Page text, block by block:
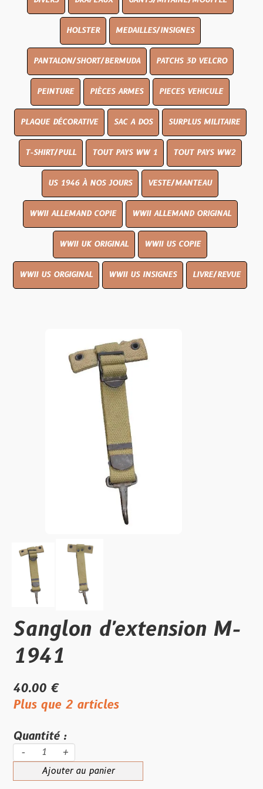
HOLSTER MEDAILLES/INSIGNES
PANTALON/SHORT/BERMUDA PATCHS 3D VELCRO
PEINTURE PIÈCES ARMES PIECES VEHICULE
PLAQUE DÉCORATIVE SAC A DOS SURPLUS MILITAIRE
T-SHIRT/PULL TOUT PAYS WW 1 TOUT PAYS WW2
US 1946 À NOS JOURS VESTE/MANTEAU
WWII ALLEMAND COPIE WWII ALLEMAND ORIGINAL
WWII UK ORIGINAL WWII US COPIE
WWII US ORGIGINAL WWII US INSIGNES LIVRE/REVUE
Sanglon d'extension M-
1941
40.00 €
Plus que 2 articles
Quantité :
- +
Ajouter au panier